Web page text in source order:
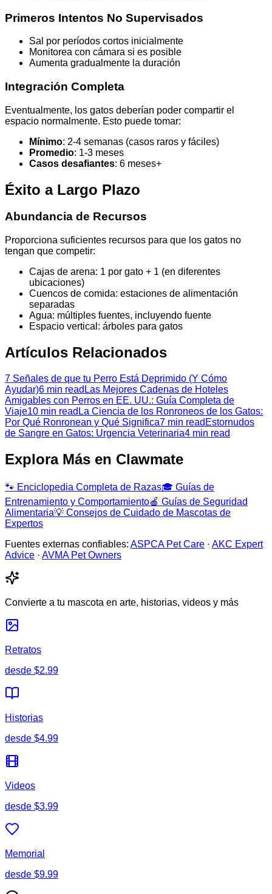
Primeros Intentos No Supervisados
Sal por períodos cortos inicialmente
Monitorea con cámara si es posible
Aumenta gradualmente la duración
Integración Completa
Eventualmente, los gatos deberían poder compartir el
espacio normalmente. Esto puede tomar:
Mínimo: 2-4 semanas (casos raros y fáciles)
Promedio: 1-3 meses
Casos desafiantes: 6 meses+
Éxito a Largo Plazo
Abundancia de Recursos
Proporciona suficientes recursos para que los gatos no
tengan que competir:
Cajas de arena: 1 por gato + 1 (en diferentes
ubicaciones)
Cuencos de comida: estaciones de alimentación
separadas
Agua: múltiples fuentes, incluyendo fuente
Espacio vertical: árboles para gatos
Artículos Relacionados
7 Señales de que tu Perro Está Deprimido (Y Cómo
Ayudar)6 min read Las Mejores Cadenas de Hoteles
Amigables con Perros en EE. UU.: Guía Completa de
Viaje10 min read La Ciencia de los Ronroneos de los Gatos:
Por Qué Ronronean y Qué Significa7 min read Estornudos
de Sangre en Gatos: Urgencia Veterinaria4 min read
Explora Más en Clawmate
🐾 Enciclopedia Completa de Razas🎓 Guías de
Entrenamiento y Comportamiento🍎 Guías de Seguridad
Alimentaria💡 Consejos de Cuidado de Mascotas de
Expertos
Fuentes externas confiables: ASPCA Pet Care · AKC Expert
Advice · AVMA Pet Owners
Convierte a tu mascota en arte, historias, videos y más
Retratos
desde $2.99
Historias
desde $4.99
Videos
desde $3.99
Memorial
desde $9.99